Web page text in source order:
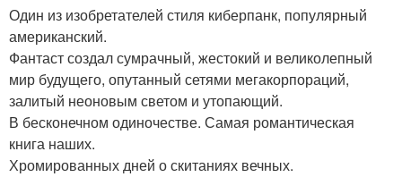
Один из изобретателей стиля киберпанк, популярный
американский.
Фантаст создал сумрачный, жестокий и великолепный
мир будущего, опутанный сетями мегакорпораций,
залитый неоновым светом и утопающий.
В бесконечном одиночестве. Самая романтическая
книга наших.
Хромированных дней о скитаниях вечных.